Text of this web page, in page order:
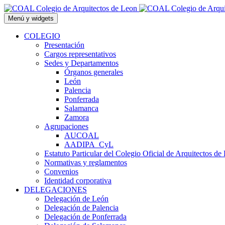
Saltar
al
contenido
Menú y widgets
COLEGIO
Presentación
Cargos representativos
Sedes y Departamentos
Órganos generales
León
Palencia
Ponferrada
Salamanca
Zamora
Agrupaciones
AUCOAL
AADIPA_CyL
Estatuto Particular del Colegio Oficial de Arquitectos de
Normativas y reglamentos
Convenios
Identidad corporativa
DELEGACIONES
Delegación de León
Delegación de Palencia
Delegación de Ponferrada